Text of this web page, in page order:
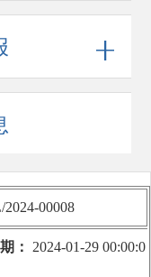
2024-00008
： 2024-01-29 00:00:0